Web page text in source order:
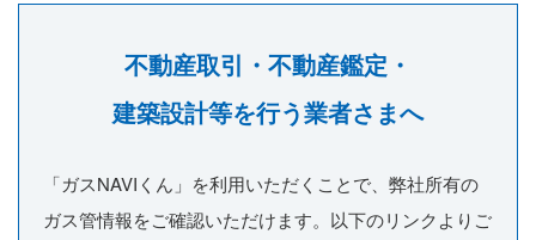
不動産取引・不動産鑑定・
建築設計等を行う業者さまへ
「ガスNAVIくん」を利用いただくことで、弊社所有の
ガス管情報をご確認いただけます。 以下のリンクよりご